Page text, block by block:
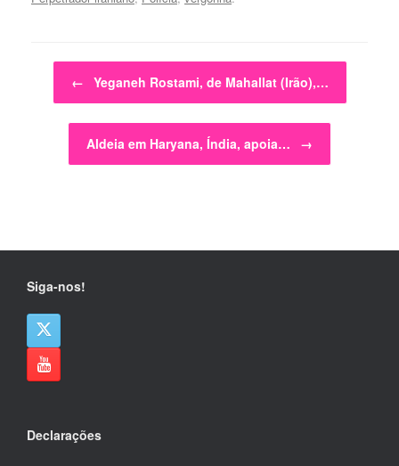
Post navigation
← Yeganeh Rostami, de Mahallat (Irão),…
Aldeia em Haryana, Índia, apoia… →
Siga-nos!
Declarações